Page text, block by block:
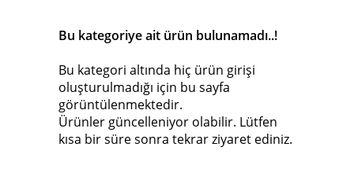
Bu kategoriye ait ürün bulunamadı..!
Bu kategori altında hiç ürün girişi
oluşturulmadığı için bu sayfa
görüntülenmektedir.
Ürünler güncelleniyor olabilir. Lütfen
kısa bir süre sonra tekrar ziyaret ediniz.